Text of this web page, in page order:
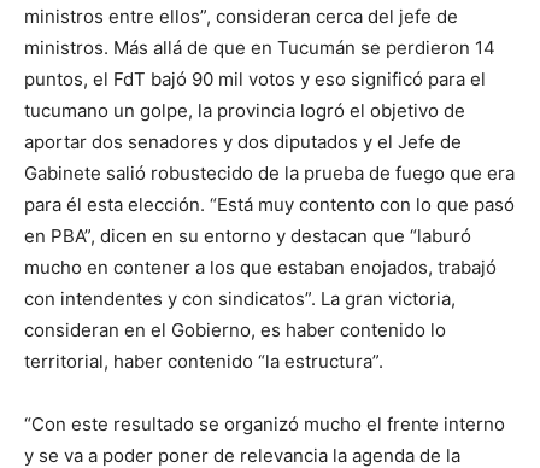
ministros entre ellos”, consideran cerca del jefe de
ministros. Más allá de que en Tucumán se perdieron 14
puntos, el FdT bajó 90 mil votos y eso significó para el
tucumano un golpe, la provincia logró el objetivo de
aportar dos senadores y dos diputados y el Jefe de
Gabinete salió robustecido de la prueba de fuego que era
para él esta elección. “Está muy contento con lo que pasó
en PBA”, dicen en su entorno y destacan que “laburó
mucho en contener a los que estaban enojados, trabajó
con intendentes y con sindicatos”. La gran victoria,
consideran en el Gobierno, es haber contenido lo
territorial, haber contenido “la estructura”.
“Con este resultado se organizó mucho el frente interno
y se va a poder poner de relevancia la agenda de la